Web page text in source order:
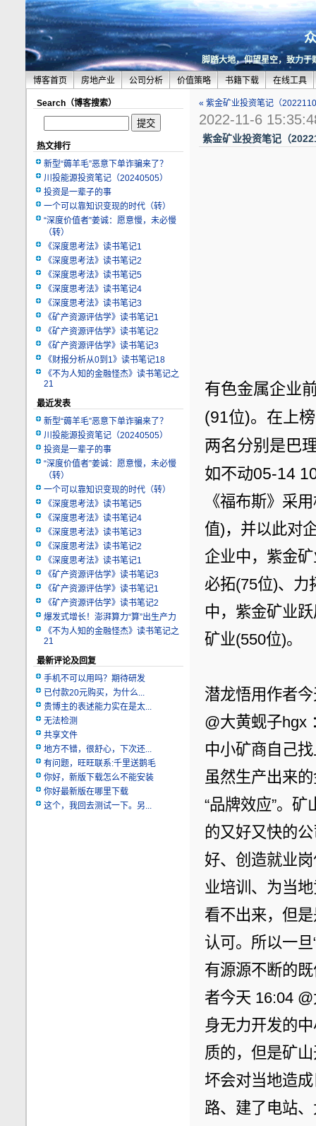
脚踏大地，仰望星空，致力于
博客首页 房地产业 公司分析 价值策略 书籍下载 在线工具
Search（博客搜索）
热文排行
新型“薅羊毛”恶意下单诈骗来了？
川投能源投资笔记（20240505）
投资是一辈子的事
一个可以靠知识变现的时代（转）
“深度价值者”姜诚：愿意慢，未必慢
（转）
《深度思考法》读书笔记1
《深度思考法》读书笔记2
《深度思考法》读书笔记5
《深度思考法》读书笔记4
《深度思考法》读书笔记3
《矿产资源评估学》读书笔记1
《矿产资源评估学》读书笔记2
《矿产资源评估学》读书笔记3
《财报分析从0到1》读书笔记18
《不为人知的金融怪杰》读书笔记之
21
最近发表
新型“薅羊毛”恶意下单诈骗来了？
川投能源投资笔记（20240505）
投资是一辈子的事
“深度价值者”姜诚：愿意慢，未必慢
（转）
一个可以靠知识变现的时代（转）
《深度思考法》读书笔记5
《深度思考法》读书笔记4
《深度思考法》读书笔记3
《深度思考法》读书笔记2
《深度思考法》读书笔记1
《矿产资源评估学》读书笔记3
《矿产资源评估学》读书笔记1
《矿产资源评估学》读书笔记2
爆发式增长！澎湃算力“算”出生产力
《不为人知的金融怪杰》读书笔记之
21
最新评论及回复
手机不可以用吗？期待研发
已付款20元购买，为什么...
贵博主的表述能力实在是太...
无法检测
共享文件
地方不错，很舒心，下次还...
有问题，旺旺联系:千里送鹅毛
你好，新版下载怎么不能安装
你好最新版在哪里下载
这个，我回去测试一下。另...
« 紫金矿业投资笔记（
2022-11-6
紫金矿业投资笔记（
有色金属企业
(91位)。在上
两名分别是巴
如不动05-14
《福布斯》采
值)，并以此对
企业中，紫金
必拓(75位)、力
中，紫金矿业
矿业(550位)。
潜龙悟用作者
@大黄蚬子hgx
中小矿商自己
虽然生产出来
“品牌效应”。
的又好又快的
好、创造就业
业培训、为当
看不出来，但
认可。所以一
有源源不断的
者今天 16:04
身无力开发的
质的，但是矿
坏会对当地造
路、建了电站